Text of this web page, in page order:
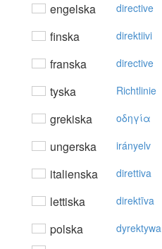
engelska directive
finska direktiivi
franska directive
tyska Richtlinie
grekiska oδηγία
ungerska irányelv
italienska direttiva
lettiska direktīva
polska dyrektywa